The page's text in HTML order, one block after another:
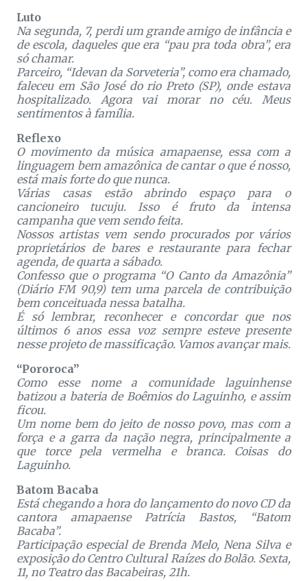
Luto
Na segunda, 7, perdi um grande amigo de infância e
de escola, daqueles que era “pau pra toda obra”, era
só chamar.
Parceiro, “Idevan da Sorveteria”, como era chamado,
faleceu em São José do rio Preto (SP), onde estava
hospitalizado. Agora vai morar no céu. Meus
sentimentos à família.
Reflexo
O movimento da música amapaense, essa com a
linguagem bem amazônica de cantar o que é nosso,
está mais forte do que nunca.
Várias casas estão abrindo espaço para o
cancioneiro tucuju. Isso é fruto da intensa
campanha que vem sendo feita.
Nossos artistas vem sendo procurados por vários
proprietários de bares e restaurante para fechar
agenda, de quarta a sábado.
Confesso que o programa “O Canto da Amazônia”
(Diário FM 90,9) tem uma parcela de contribuição
bem conceituada nessa batalha.
É só lembrar, reconhecer e concordar que nos
últimos 6 anos essa voz sempre esteve presente
nesse projeto de massificação. Vamos avançar mais.
“Pororoca”
Como esse nome a comunidade laguinhense
batizou a bateria de Boêmios do Laguinho, e assim
ficou.
Um nome bem do jeito de nosso povo, mas com a
força e a garra da nação negra, principalmente a
que torce pela vermelha e branca. Coisas do
Laguinho.
Batom Bacaba
Está chegando a hora do lançamento do novo CD da
cantora amapaense Patrícia Bastos, “Batom
Bacaba”.
Participação especial de Brenda Melo, Nena Silva e
exposição do Centro Cultural Raízes do Bolão. Sexta,
11, no Teatro das Bacabeiras, 21h.